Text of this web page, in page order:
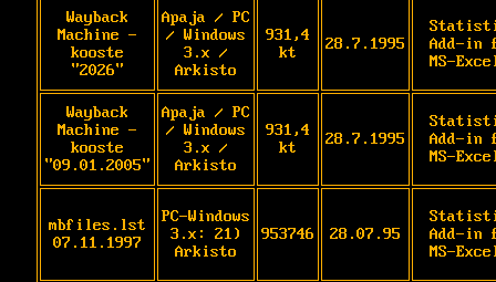
Wayback
Machine -
kooste
"2026"
Apaja / PC
/ Windows
3.x /
Arkisto
931,4
kt
28.7.1995
Add-in
MS-
Wayback
Machine -
kooste
"09.01.2005"
Apaja / PC
/ Windows
3.x /
Arkisto
931,4
kt
28.7.1995
Add-in
MS-
mbfiles.lst
07.11.1997
PC-Windows
3.x: 21)
Arkisto
953746 28.07.95
Add-in
MS-